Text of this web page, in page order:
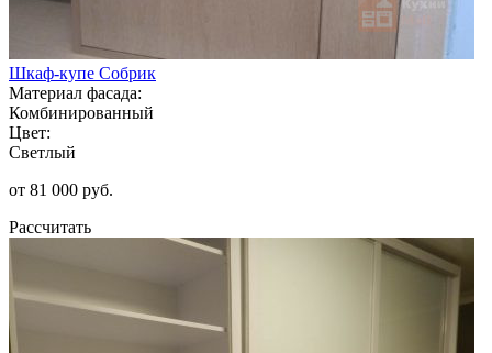
Шкаф-купе Собрик
Материал фасада:
Комбинированный
Цвет:
Светлый
от 81 000 руб.
Рассчитать